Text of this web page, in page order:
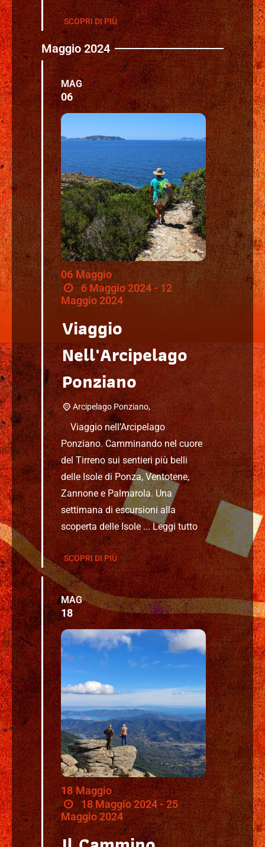
SCOPRI DI PIÙ
Maggio 2024
MAG
06
06 Maggio
6 Maggio 2024 - 12
Maggio 2024
Viaggio
Nell'Arcipelago
Ponziano
Arcipelago Ponziano,
Viaggio nell’Arcipelago
Ponziano. Camminando nel cuore
del Tirreno sui sentieri più belli
delle Isole di Ponza, Ventotene,
Zannone e Palmarola. Una
settimana di escursioni alla
scoperta delle Isole ...Leggi tutto
SCOPRI DI PIÙ
MAG
18
18 Maggio
18 Maggio 2024 - 25
Maggio 2024